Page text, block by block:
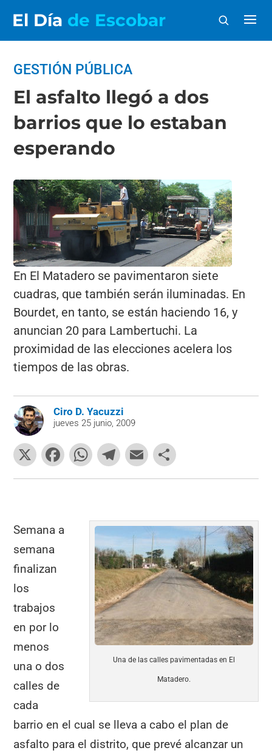
El Día de Escobar
GESTIÓN PÚBLICA
El asfalto llegó a dos
barrios que lo estaban
esperando
En El Matadero se pavimentaron siete
cuadras, que también serán iluminadas. En
Bourdet, en tanto, se están haciendo 16, y
anuncian 20 para Lambertuchi. La
proximidad de las elecciones acelera los
tiempos de las obras.
Ciro D. Yacuzzi
jueves 25 junio, 2009
X
F
a
W
h
A
p
p
T
el
a
m
E
m o
ar
tir
Una de las calles pavimentadas en El
Matadero.
Semana a
semana
finalizan
los
trabajos
en por lo
menos
una o dos
calles de
cada
barrio en el cual se lleva a cabo el plan de
asfalto para el distrito, que prevé alcanzar un